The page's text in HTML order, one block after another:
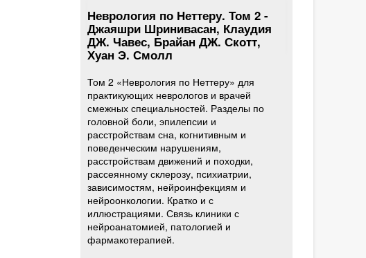
Неврология по Неттеру. Том 2 -
Джаяшри Шринивасан, Клаудия
ДЖ. Чавес, Брайан ДЖ. Скотт,
Хуан Э. Смолл
Том 2 «Неврология по Неттеру» для
практикующих неврологов и врачей
смежных специальностей. Разделы по
головной боли, эпилепсии и
расстройствам сна, когнитивным и
поведенческим нарушениям,
расстройствам движений и походки,
рассеянному склерозу, психиатрии,
зависимостям, нейроинфекциям и
нейроонкологии. Кратко и с
иллюстрациями. Связь клиники с
нейроанатомией, патологией и
фармакотерапией.